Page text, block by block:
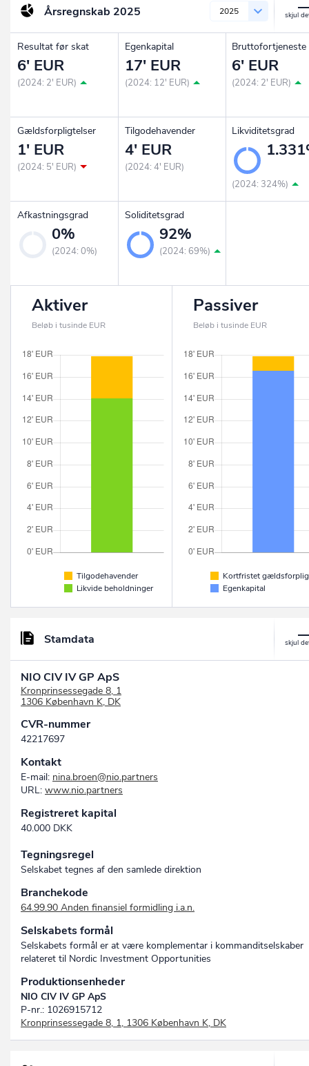
Årsregnskab 2025 2025
Resultat før skat
6' EUR
(2024: 2' EUR)
Egenkapital
17' EUR
(2024: 12' EUR)
Bruttofortjeneste
6' EUR
(2024: 2' EUR)
Gældsforpligtelser
1' EUR
(2024: 5' EUR)
Tilgodehavender
4' EUR
(2024: 4' EUR)
Likviditetsgrad
(2024: 324%)
Afkastningsgrad
0%
(2024: 0%)
Soliditetsgrad
92%
(2024: 69%)
Aktiver
Beløb i tusinde EUR
Tilgodehavender
Likvide beholdninger
Passiver
Beløb i tusinde EUR
Kortfristet
Egenkapital
Stamdata
NIO CIV IV GP ApS
Kronprinsessegade 8, 1
1306 København K, DK
CVR-nummer
42217697
Kontakt
E-mail: nina.broen@nio.partners
URL: www.nio.partners
Registreret kapital
40.000 DKK
Tegningsregel
Selskabet tegnes af den samlede direktion
Branchekode
64.99.90 Anden finansiel formidling i.a.n.
Selskabets formål
Selskabets formål er at være komplementar i kommanditselskaber
relateret til Nordic Investment Opportunities
Produktionsenheder
NIO CIV IV GP ApS
P-nr.: 1026915712
Kronprinsessegade 8, 1, 1306 København K, DK